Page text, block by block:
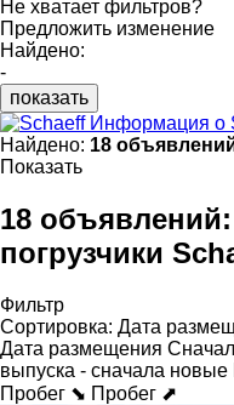
Не хватает фильтров?
Предложить изменение
Найдено:
-
показать
Информация о
Найдено: 18
Показать
18 объявлений:
погрузчики
Фильтр
Сортировка: Дата
Дата размещения
выпуска - сначала новые
Пробег ⬊ Пробег ⬈